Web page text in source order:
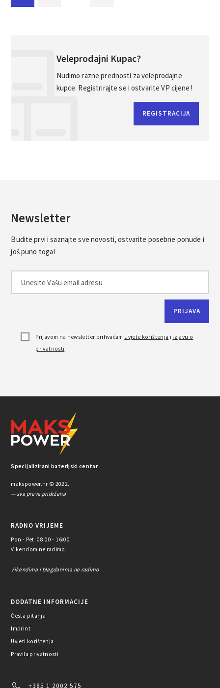
Veleprodajni Kupac?
Nudimo razne prednosti za veleprodajne
kupce. Registrirajte se i ostvarite VP cijene!
REGISTRACIJA
Newsletter
Budite prvi i saznajte sve novosti, ostvarite posebne ponude i
još puno toga!
Prijavom na newsletter prihvaćam uvjete korištenja i izjavu o
privatnosti.
Specijalizirani baterijski centar
makspower.hr © 2022.
— sva prava pridržana
RADNO VRIJEME
Pon - Pet: 08:00 - 16:00
Vikendom ne radimo
Vikendima i blagdanima ne radimo
DODATNE INFORMACIJE
Česta pitanja
Imprint
Uvjeti korištenja
Pravila privatnosti
+385 1 2002 575